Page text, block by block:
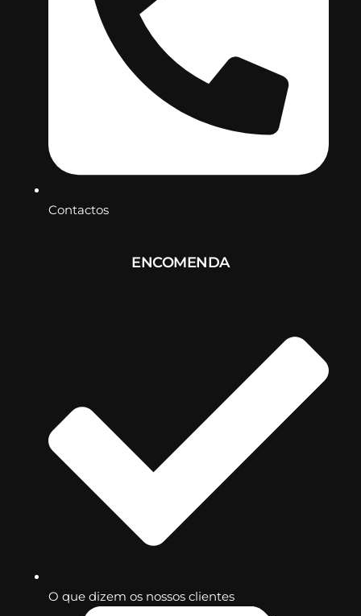
Contactos
ENCOMENDA
O que dizem os nossos clientes